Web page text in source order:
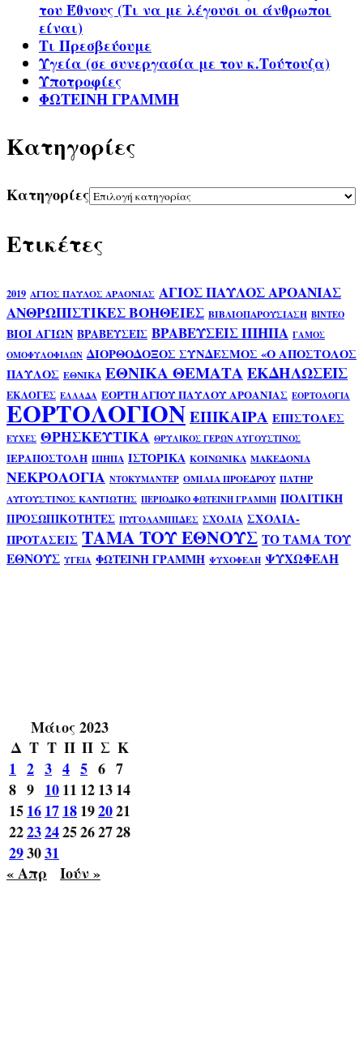
του Έθνους (Τι να με λέγουσι οι άνθρωποι
είναι)
Τι Πρεσβεύουμε
Υγεία (σε συνεργασία με τον κ.Τούτουζα)
Υποτροφίες
ΦΩΤΕΙΝΗ ΓΡΑΜΜΗ
Kατηγορίες
Kατηγορίες
Ετικέτες
2019 ΑΓΙΟΣ ΠΑΥΛΟΣ ΑΡΑΟΝΙΑΣ ΑΓΙΟΣ ΠΑΥΛΟΣ ΑΡΟΑΝΙΑΣ
ΑΝΘΡΩΠΙΣΤΙΚΕΣ ΒΟΗΘΕΙΕΣ ΒΙΒΛΙΟΠΑΡΟΥΣΙΑΣΗ ΒΙΝΤΕΟ
ΒΙΟΙ ΑΓΙΩΝ ΒΡΑΒΕΥΣΕΙΣ ΒΡΑΒΕΥΣΕΙΣ ΙΠΗΠΑ ΓΑΜΟΣ
ΟΜΟΦΥΛΟΦΙΛΩΝ ΔΙΟΡΘΟΔΟΞΟΣ ΣΥΝΔΕΣΜΟΣ «Ο ΑΠΟΣΤΟΛΟΣ
ΠΑΥΛΟΣ ΕΘΝΙΚΑ ΕΘΝΙΚΑ ΘΕΜΑΤΑΕΚΔΗΛΩΣΕΙΣ
ΕΚΛΟΓΕΣ ΕΛΛΑΔΑ ΕΟΡΤΗ ΑΓΙΟΥ ΠΑΥΛΟΥ ΑΡΟΑΝΙΑΣ ΕΟΡΤΟΛΟΓΙΑ
ΕΟΡΤΟΛΟΓΙΟΝΕΠΙΚΑΙΡΑ ΕΠΙΣΤΟΛΕΣ
ΕΥΧΕΣ ΘΡΗΣΚΕΥΤΙΚΑ ΘΡΥΛΙΚΟΣ ΓΕΡΩΝ ΑΥΓΟΥΣΤΙΝΟΣ
ΙΕΡΑΠΟΣΤΟΛΗ ΙΠΗΠΑ ΙΣΤΟΡΙΚΑ ΚΟΙΝΩΝΙΚΑ ΜΑΚΕΔΟΝΙΑ
ΝΕΚΡΟΛΟΓΙΑ ΝΤΟΚΥΜΑΝΤΕΡ ΟΜΙΛΙΑ ΠΡΟΕΔΡΟΥ ΠΑΤΗΡ
ΑΥΓΟΥΣΤΙΝΟΣ ΚΑΝΤΙΩΤΗΣ ΠΕΡΙΟΔΙΚΟ ΦΩΤΕΙΝΗ ΓΡΑΜΜΗ ΠΟΛΙΤΙΚΗ
ΠΡΟΣΩΠΙΚΟΤΗΤΕΣ ΠΥΓΟΛΑΜΠΙΔΕΣ ΣΧΟΛΙΑ ΣΧΟΛΙΑ-
ΠΡΟΤΑΣΕΙΣ ΤΑΜΑ ΤΟΥ ΕΘΝΟΥΣ ΤΟ ΤΑΜΑ ΤΟΥ
ΕΘΝΟΥΣ ΥΓΕΙΑ ΦΩΤΕΙΝΗ ΓΡΑΜΜΗ ΨΥΧΟΦΕΛΗ ΨΥΧΩΦΕΛΗ
Μάιος 2023
Δ Τ Τ Π Π Σ Κ
1 2 3 4 5 6 7
8 9 1011 121314
15161718192021
22232425262728
293031
« Απρ
Ιούν »